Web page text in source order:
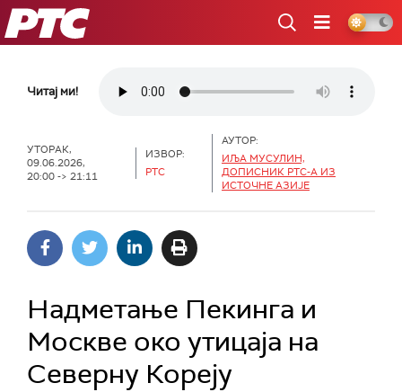
РТС
Читај ми!
УТОРАК,
09.06.2026,
20:00 -> 21:11
ИЗВОР:
РТС
АУТОР:
ИЉА МУСУЛИН,
ДОПИСНИК РТС-А ИЗ
ИСТОЧНЕ АЗИЈЕ
Надметање Пекинга и
Москве око утицаја на
Северну Кореју